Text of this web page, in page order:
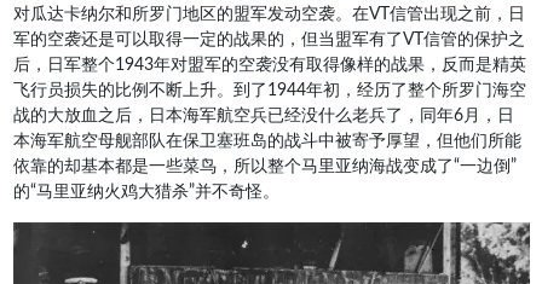
对瓜达卡纳尔和所罗门地区的盟军发动空袭。在VT信管出现之前，日
军的空袭还是可以取得一定的战果的，但当盟军有了VT信管的保护之
后，日军整个1943年对盟军的空袭没有取得像样的战果，反而是精英
飞行员损失的比例不断上升。到了1944年初，经历了整个所罗门海空
战的大放血之后，日本海军航空兵已经没什么老兵了，同年6月，日
本海军航空母舰部队在保卫塞班岛的战斗中被寄予厚望，但他们所能
依靠的却基本都是一些菜鸟，所以整个马里亚纳海战变成了“一边倒”
的“马里亚纳火鸡大猎杀”并不奇怪。